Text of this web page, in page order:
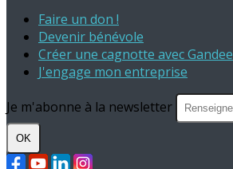
Faire un don !
Devenir bénévole
Créer une cagnotte avec Gandee
J'engage mon entreprise
Je m'abonne à la newsletter
OK